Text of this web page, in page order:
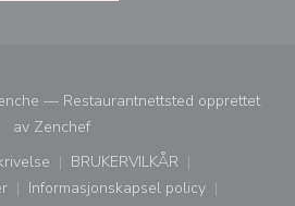
— Restaurantnettsted opprettet
av Zenchef((åpner i et nytt vindu))
i et nytt vindu))
BRUKERVILKÅR
((åpner i et nytt vindu))
i et nytt vindu))
Informasjonskapsel policy
((åpner i et nytt vindu))